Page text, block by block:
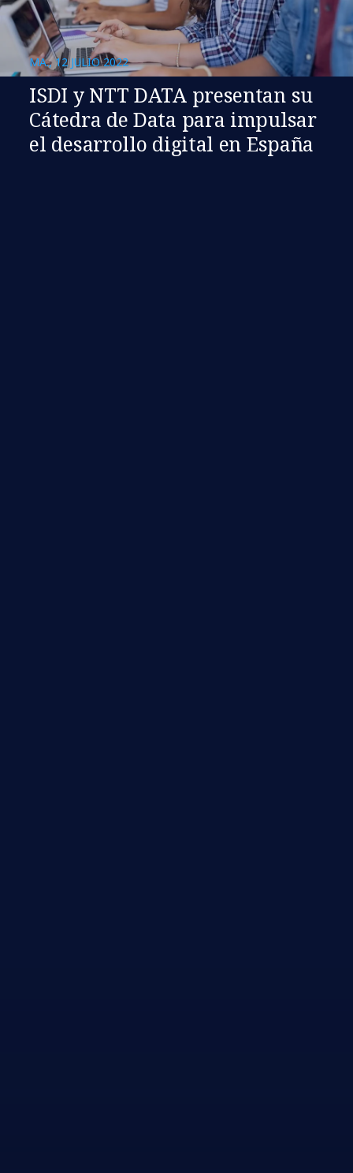
MA., 12 JULIO 2022
ISDI y NTT DATA presentan su
Cátedra de Data para impulsar
el desarrollo digital en España